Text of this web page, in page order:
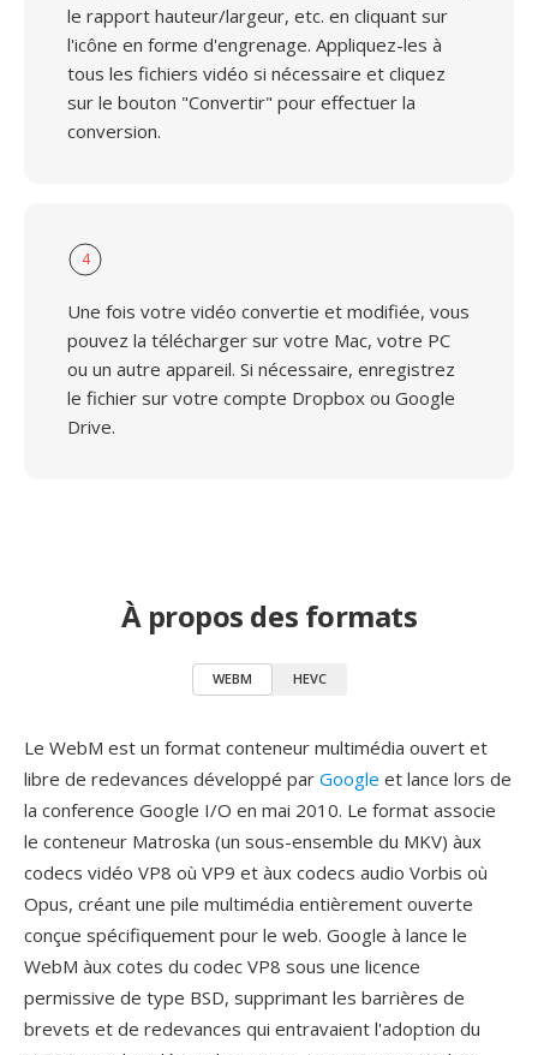
le rapport hauteur/largeur, etc. en cliquant sur
l'icône en forme d'engrenage. Appliquez-les à
tous les fichiers vidéo si nécessaire et cliquez
sur le bouton "Convertir" pour effectuer la
conversion.
4
Une fois votre vidéo convertie et modifiée, vous
pouvez la télécharger sur votre Mac, votre PC
ou un autre appareil. Si nécessaire, enregistrez
le fichier sur votre compte Dropbox ou Google
Drive.
À propos des formats
WEBM HEVC
Le WebM est un format conteneur multimédia ouvert et
libre de redevances développé par Google et lance lors de
la conference Google I/O en mai 2010. Le format associe
le conteneur Matroska (un sous-ensemble du MKV) àux
codecs vidéo VP8 où VP9 et àux codecs audio Vorbis où
Opus, créant une pile multimédia entièrement ouverte
conçue spécifiquement pour le web. Google à lance le
WebM àux cotes du codec VP8 sous une licence
permissive de type BSD, supprimant les barrières de
brevets et de redevances qui entravaient l'adoption du